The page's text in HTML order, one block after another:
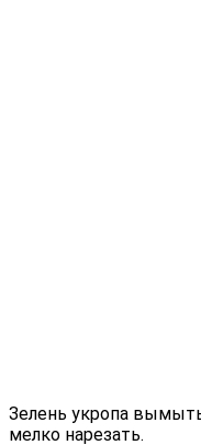
Зелень укропа
мелко нарезать.